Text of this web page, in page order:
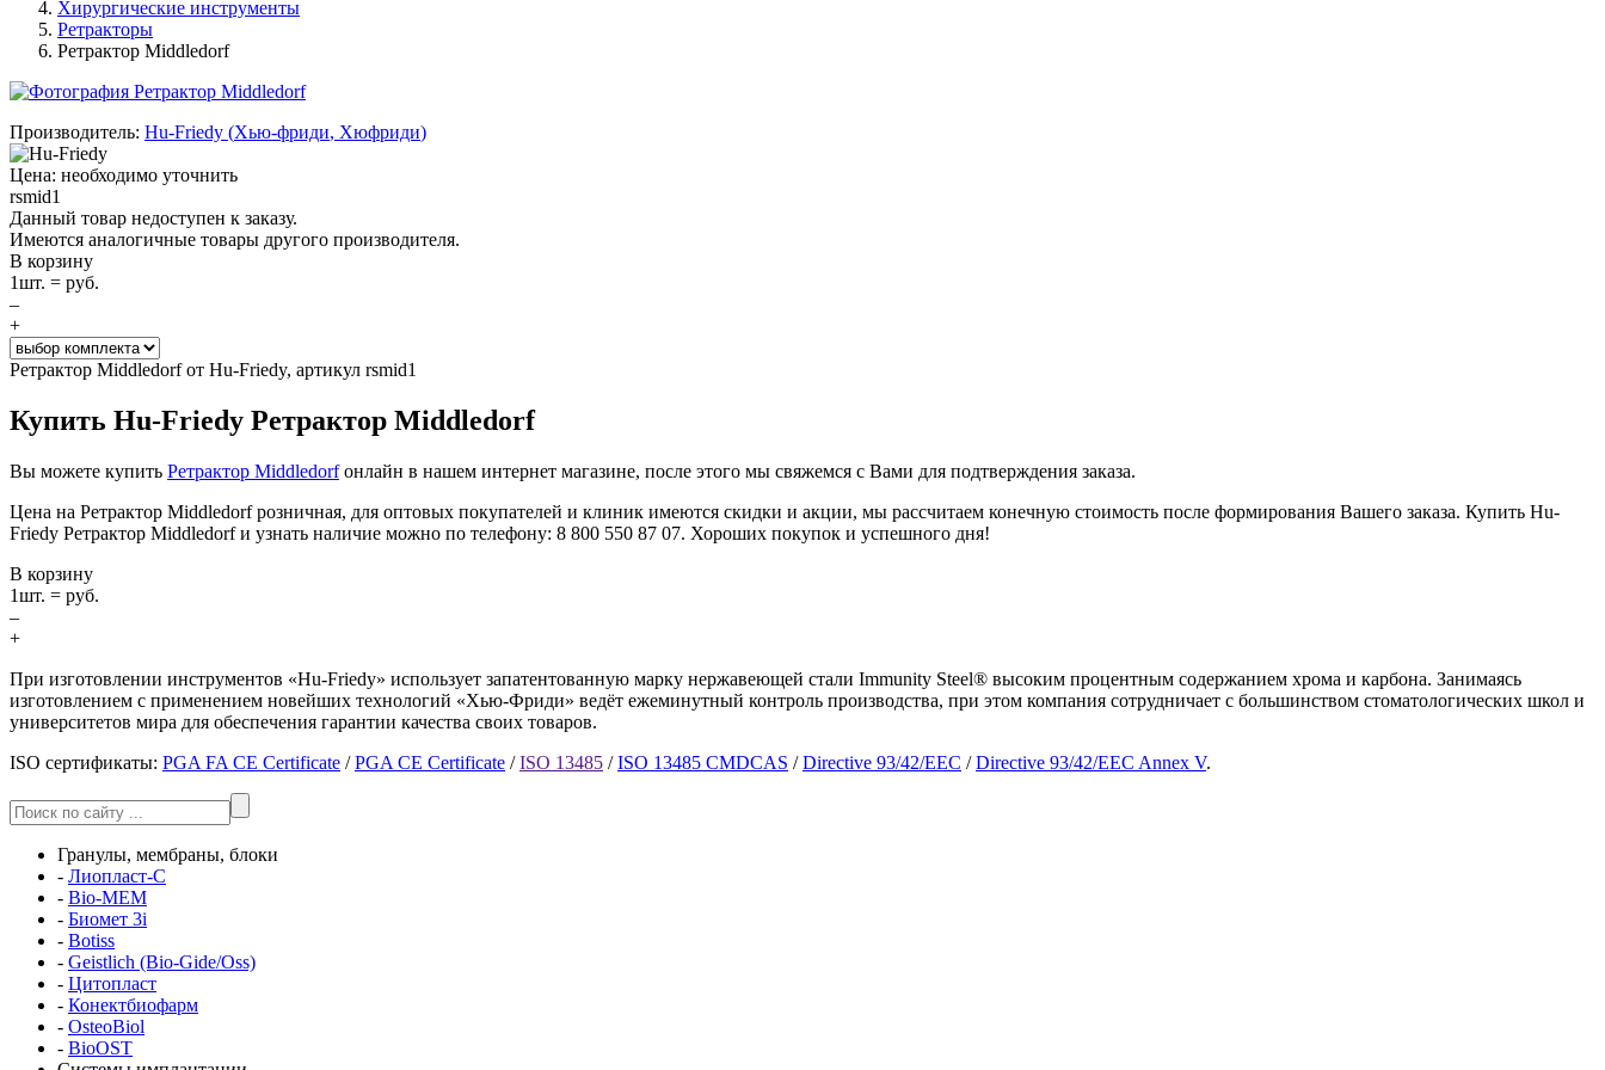
Хирургические инструменты
Ретракторы
Ретрактор Middledorf
Производитель: Hu-Friedy (Хью-фриди, Хюфриди)
Цена: необходимо уточнить
rsmid1
Данный товар недоступен к заказу.
Имеются аналогичные товары другого производителя.
В корзину
1шт. = руб.
–
+
Ретрактор Middledorf от Hu-Friedy, артикул rsmid1
Купить Hu-Friedy Ретрактор Middledorf
Вы можете купить Ретрактор Middledorfонлайн в нашем интернет магазине, после этого мы свяжемся с Вами для подтверждения заказа.
Цена на Ретрактор Middledorf розничная, для оптовых покупателей и клиник имеются скидки и акции, мы рассчитаем конечную стоимость после формирования Вашего заказа. Купить Hu-
Friedy Ретрактор Middledorf и узнать наличие можно по телефону: 8 800 550 87 07. Хороших покупок и успешного дня!
В корзину
1шт. = руб.
–
+
При изготовлении инструментов «Hu-Friedy» использует запатентованную марку нержавеющей стали Immunity Steel® высоким процентным содержанием хрома и карбона. Занимаясь
изготовлением с применением новейших технологий «Хью-Фриди» ведёт ежеминутный контроль производства, при этом компания сотрудничает с большинством стоматологических школ и
университетов мира для обеспечения гарантии качества своих товаров.
ISO сертификаты: PGA FA CE Certificate /PGA CE Certificate /ISO 13485 /ISO 13485 CMDCAS /Directive 93/42/EEC /Directive 93/42/EEC Annex V.
Гранулы, мембраны, блоки
- Лиопласт-С
- Bio-MEM
- Биомет 3i
- Botiss
- Geistlich (Bio-Gide/Oss)
- Цитопласт
- Конектбиофарм
- OsteoBiol
- BioOST